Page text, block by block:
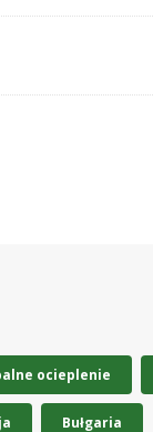
ocieplenie
Bułgaria